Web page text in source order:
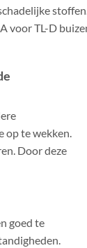
stoffen.
voor TL-D
op te wekken.
Door deze
goed te